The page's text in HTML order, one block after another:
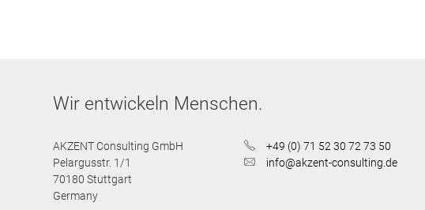
Wir entwickeln Menschen.
AKZENT Consulting GmbH
Pelargusstr. 1/1
70180 Stuttgart
Germany
+49 (0) 71 52 30 72 73 50
info@akzent-consulting.de